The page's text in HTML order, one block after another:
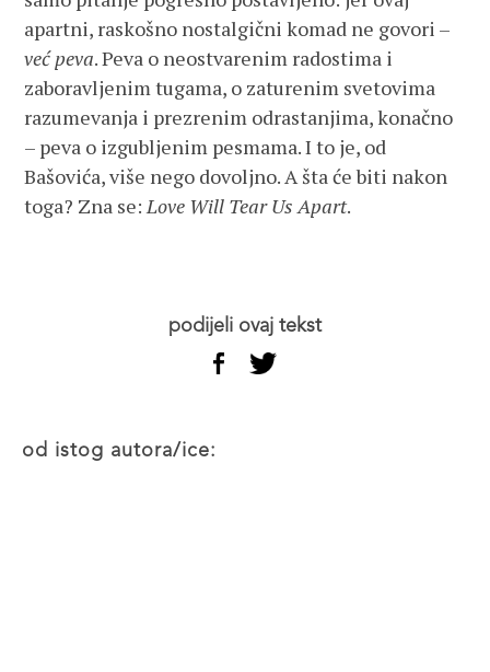
apartni, raskošno nostalgični komad ne govori –
već peva. Peva o neostvarenim radostima i
zaboravljenim tugama, o zaturenim svetovima
razumevanja i prezrenim odrastanjima, konačno
– peva o izgubljenim pesmama. I to je, od
Bašovića, više nego dovoljno. A šta će biti nakon
toga? Zna se:Love Will Tear Us Apart.
podijeli ovaj tekst
od istog autora/ice: